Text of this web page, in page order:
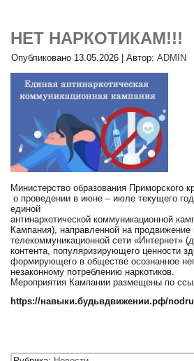
НЕТ НАРКОТИКАМ!!!
Опубликовано 13.05.2026 |Автор: ADMIN
Министерство образования Приморского
о проведении в июне – июле текущего
единой
антинаркотической коммуникационной
Кампания), направленной на
телекоммуникационной сети «Интернет»
контента, популяризирующего ценности
формирующего в обществе осознанное
незаконному потреблению наркотиков.
Мероприятия Кампании размещены по
https://навыки.будьвдвижении.рф/